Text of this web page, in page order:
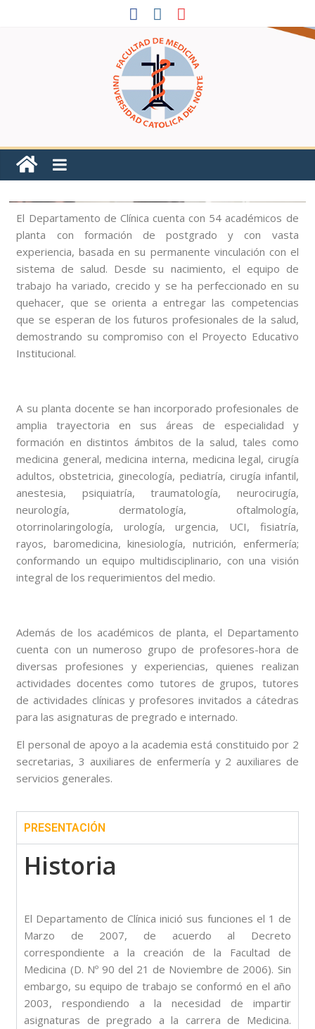
El Departamento de Clínica cuenta con 54 académicos de
planta con formación de postgrado y con vasta
experiencia, basada en su permanente vinculación con el
sistema de salud. Desde su nacimiento, el equipo de
trabajo ha variado, crecido y se ha perfeccionado en su
quehacer, que se orienta a entregar las competencias
que se esperan de los futuros profesionales de la salud,
demostrando su compromiso con el Proyecto Educativo
Institucional.
A su planta docente se han incorporado profesionales de
amplia trayectoria en sus áreas de especialidad y
formación en distintos ámbitos de la salud, tales como
medicina general, medicina interna, medicina legal, cirugía
adultos, obstetricia, ginecología, pediatría, cirugía infantil,
anestesia, psiquiatría, traumatología, neurocirugía,
neurología, dermatología, oftalmología,
otorrinolaringología, urología, urgencia, UCI, fisiatría,
rayos, baromedicina, kinesiología, nutrición, enfermería;
conformando un equipo multidisciplinario, con una visión
integral de los requerimientos del medio.
Además de los académicos de planta, el Departamento
cuenta con un numeroso grupo de profesores-hora de
diversas profesiones y experiencias, quienes realizan
actividades docentes como tutores de grupos, tutores
de actividades clínicas y profesores invitados a cátedras
para las asignaturas de pregrado e internado.
El personal de apoyo a la academia está constituido por 2
secretarias, 3 auxiliares de enfermería y 2 auxiliares de
servicios generales.
PRESENTACIÓN
Historia
El Departamento de Clínica inició sus funciones el 1 de
Marzo de 2007, de acuerdo al Decreto
correspondiente a la creación de la Facultad de
Medicina (D. Nº 90 del 21 de Noviembre de 2006). Sin
embargo, su equipo de trabajo se conformó en el año
2003, respondiendo a la necesidad de impartir
asignaturas de pregrado a la carrera de Medicina.